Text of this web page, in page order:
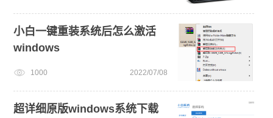
小白一键重装系统后怎么激活
windows
1000 2022/07/08
超详细原版windows系统下载